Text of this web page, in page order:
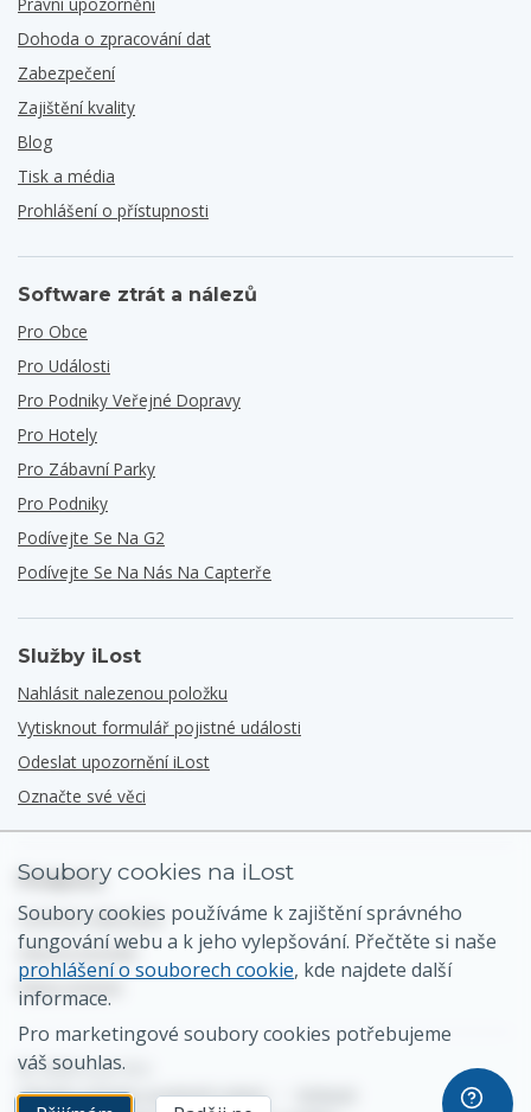
Dohoda o zpracování dat
Zabezpečení
Zajištění kvality
Blog
Tisk a média
Prohlášení o přístupnosti
Software ztrát a nálezů
Pro Obce
Pro Události
Pro Podniky Veřejné Dopravy
Pro Hotely
Pro Zábavní Parky
Pro Podniky
Podívejte Se Na G2
Podívejte Se Na Nás Na Capterře
Služby iLost
Nahlásit nalezenou položku
Vytisknout formulář pojistné události
Odeslat upozornění iLost
Označte své věci
Podpora
Centrum nápovědy
Obecný kontakt
Mapa stránek
© 2026 iLost B.V.
Zásady ochrany osobních údajů
Soubory cookies na iLost
Soubory cookies používáme k zajištění správného
fungování webu a k jeho vylepšování. Přečtěte si naše
prohlášení o souborech cookie, kde najdete další
informace.
Pro marketingové soubory cookies potřebujeme
váš souhlas.